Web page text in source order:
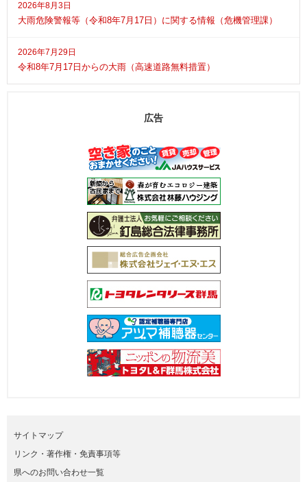
2026年8月3日
大雨危険警報等（令和8年7月17日）に関する情報（危機管理課）
2026年7月29日
令和8年7月17日からの大雨（高速道路無料措置）
広告
サイトマップ
リンク・著作権・免責事項等
県へのお問い合わせ一覧